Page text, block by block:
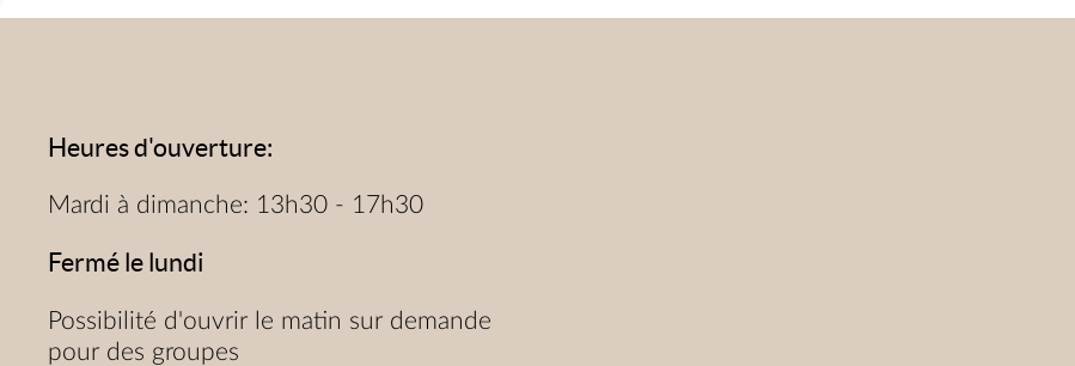
Heures d'ouverture:
Mardi à dimanche: 13h30 - 17h30
Fermé le lundi
Possibilité d'ouvrir le matin sur demande
pour des groupes